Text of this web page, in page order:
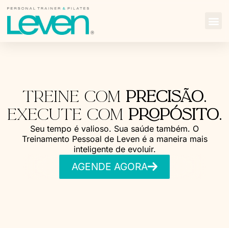
TReine Com pRecisão.
Execute Com propósito.
Seu tempo é valioso. Sua saúde também. O
Treinamento Pessoal de Leven é a maneira mais
inteligente de evoluir.
AGENDE AGORA